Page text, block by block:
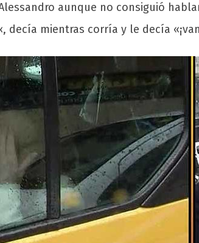
aunque no consiguió
decía mientras corría y le decía